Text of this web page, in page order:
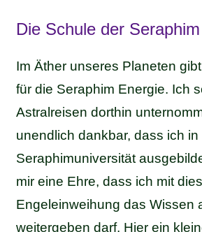
Die Schule der
Im Äther unseres Planeten
für die Seraphim Energie. Ich
Astralreisen dorthin
unendlich dankbar, dass ich in
Seraphimuniversität
mir eine Ehre, dass ich mit
Engeleinweihung das Wissen
weitergeben darf. Hier ein